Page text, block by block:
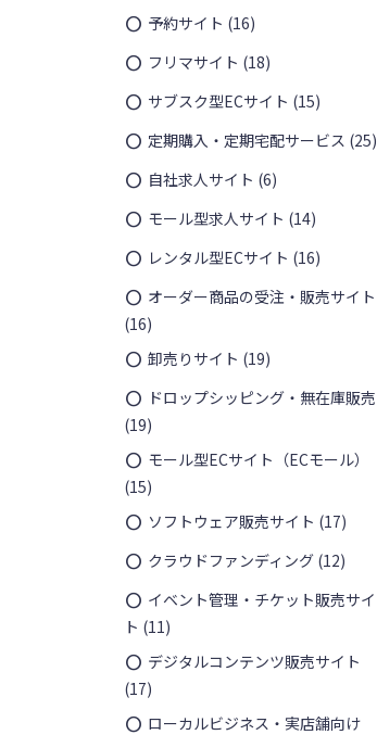
予約サイト (16)
フリマサイト (18)
サブスク型ECサイト (15)
定期購入・定期宅配サービス (25)
自社求人サイト (6)
モール型求人サイト (14)
レンタル型ECサイト (16)
オーダー商品の受注・販売サイト
(16)
卸売りサイト (19)
ドロップシッピング・無在庫販売
(19)
モール型ECサイト（ECモール）
(15)
ソフトウェア販売サイト (17)
クラウドファンディング (12)
イベント管理・チケット販売サイ
ト (11)
デジタルコンテンツ販売サイト
(17)
ローカルビジネス・実店舗向け